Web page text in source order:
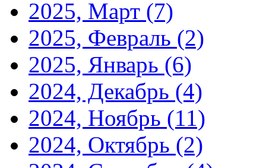
2025, Март (7)
2025, Февраль (2)
2025, Январь (6)
2024, Декабрь (4)
2024, Ноябрь (11)
2024, Октябрь (2)